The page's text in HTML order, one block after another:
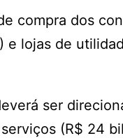
compra dos
e lojas de
ser
(R$ 24